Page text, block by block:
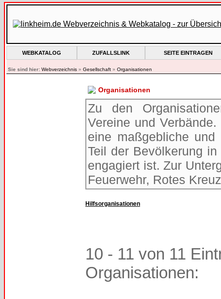
WEBKATALOG ZUFALLSLINK SEITE EINTRAGEN
Sie sind hier: Webverzeichnis » Gesellschaft » Organisationen
Organisationen
Zu den
Vereine und
eine maßgebliche
Teil der Bevölkerung
engagiert ist. Zur
Feuerwehr, Rotes
Hilfsorganisationen
10 - 11 von 11
Organisationen: